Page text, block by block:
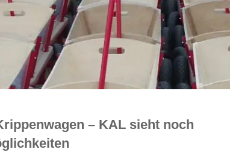
– KAL sieht noch